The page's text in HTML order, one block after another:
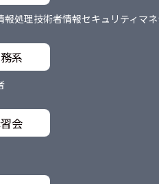
報処理技術者情報セキュリティマ
系
会